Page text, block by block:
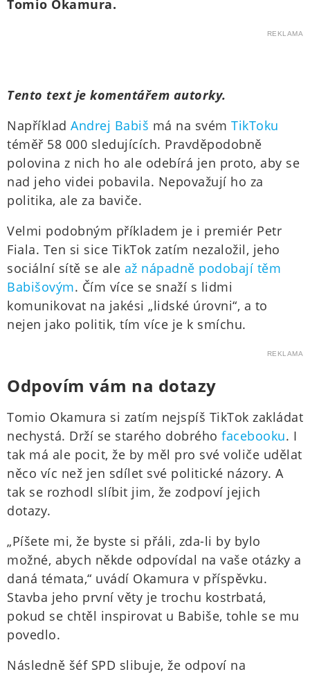
Tomio Okamura.
REKLAMA
Tento text je komentářem autorky.
Například Andrej Babiš má na svém TikToku
téměř 58 000 sledujících. Pravděpodobně
polovina z nich ho ale odebírá jen proto, aby se
nad jeho videi pobavila. Nepovažují ho za
politika, ale za baviče.
Velmi podobným příkladem je i premiér Petr
Fiala. Ten si sice TikTok zatím nezaložil, jeho
sociální sítě se ale až nápadně podobají těm
Babišovým. Čím více se snaží s lidmi
komunikovat na jakési „lidské úrovni“, a to
nejen jako politik, tím více je k smíchu.
REKLAMA
Odpovím vám na dotazy
Tomio Okamura si zatím nejspíš TikTok zakládat
nechystá. Drží se starého dobrého facebooku. I
tak má ale pocit, že by měl pro své voliče udělat
něco víc než jen sdílet své politické názory. A
tak se rozhodl slíbit jim, že zodpoví jejich
dotazy.
„Píšete mi, že byste si přáli, zda-li by bylo
možné, abych někde odpovídal na vaše otázky a
daná témata,“ uvádí Okamura v příspěvku.
Stavba jeho první věty je trochu kostrbatá,
pokud se chtěl inspirovat u Babiše, tohle se mu
povedlo.
Následně šéf SPD slibuje, že odpoví na